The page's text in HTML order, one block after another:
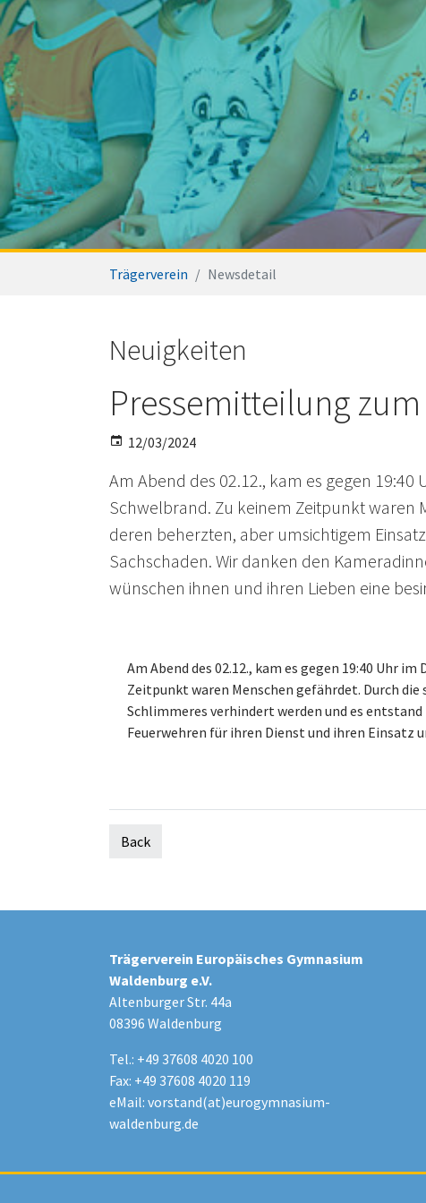
Trägerverein Newsdetail
Neuigkeiten
Pressemitteilung
12/03/2024
Am Abend des 02.12., kam es gegen
Schwelbrand. Zu keinem Zeitpunkt waren
deren beherzten, aber umsichtigem
Sachschaden. Wir danken den
wünschen ihnen und ihren Lieben eine
Am Abend des 02.12., kam es gegen 19:40 Uhr
Zeitpunkt waren Menschen gefährdet. Durch
Schlimmeres verhindert werden und es
Feuerwehren für ihren Dienst und ihren Einsatz
Back
Trägerverein Europäisches Gymnasium
Waldenburg e.V.
Altenburger Str. 44a
08396 Waldenburg
Tel.: +49 37608 4020 100
Fax: +49 37608 4020 119
eMail: vorstand(at)eurogymnasium-
waldenburg.de